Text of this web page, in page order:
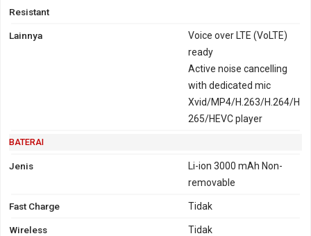
Resistant
Lainnya
Voice over LTE (VoLTE)
ready
Active noise cancelling
with dedicated mic
Xvid/MP4/H.263/H.264/H
265/HEVC player
BATERAI
Jenis
Li-ion 3000 mAh Non-
removable
Fast Charge Tidak
Wireless
Tidak